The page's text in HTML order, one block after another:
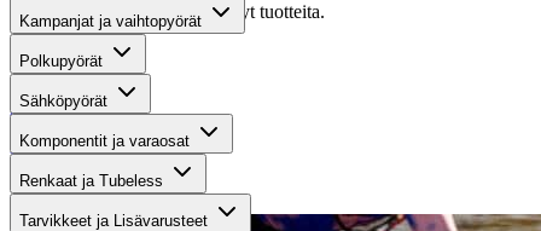
Valitettavasti haullasi ei löytynyt tuotteita.
Suositut osastot
Gravel-pyörät
Maastosähköpyörät
Kaupunkisähköpyörät
Kampanjat ja vaihtopyörät
Polkupyörät
Sähköpyörät
Komponentit ja varaosat
Renkaat ja Tubeless
Tarvikkeet ja Lisävarusteet